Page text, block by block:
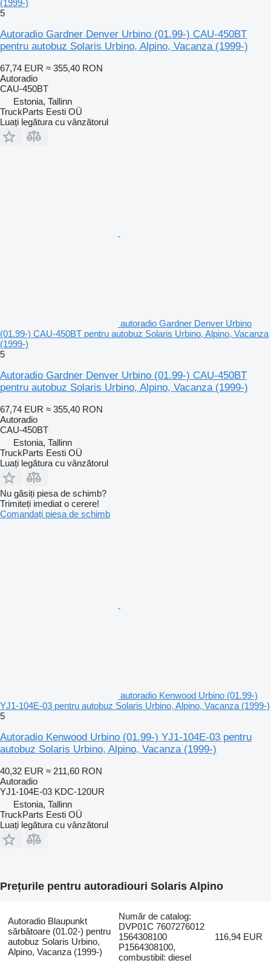
(1999-)
5
Autoradio Gardner Denver Urbino (01.99-) CAU-450BT
pentru autobuz Solaris Urbino, Alpino, Vacanza (1999-)
67,74 EUR ≈ 355,40 RON
Autoradio
CAU-450BT
Estonia, Tallinn
TruckParts Eesti OÜ
Luați legătura cu vânzătorul
autoradio Gardner Denver Urbino
(01.99-) CAU-450BT pentru autobuz Solaris Urbino, Alpino, Vacanza
(1999-)
5
Autoradio Gardner Denver Urbino (01.99-) CAU-450BT
pentru autobuz Solaris Urbino, Alpino, Vacanza (1999-)
67,74 EUR ≈ 355,40 RON
Autoradio
CAU-450BT
Estonia, Tallinn
TruckParts Eesti OÜ
Luați legătura cu vânzătorul
Nu găsiți piesa de schimb?
Trimiteți imediat o cerere!
Comandați piesa de schimb
autoradio Kenwood Urbino (01.99-)
YJ1-104E-03 pentru autobuz Solaris Urbino, Alpino, Vacanza (1999-)
5
Autoradio Kenwood Urbino (01.99-) YJ1-104E-03 pentru
autobuz Solaris Urbino, Alpino, Vacanza (1999-)
40,32 EUR ≈ 211,60 RON
Autoradio
YJ1-104E-03 KDC-120UR
Estonia, Tallinn
TruckParts Eesti OÜ
Luați legătura cu vânzătorul
Prețurile pentru autoradiouri Solaris Alpino
Autoradio Blaupunkt
sărbătoare (01.02-) pentru
autobuz Solaris Urbino,
Alpino, Vacanza (1999-)
Număr de catalog:
DVP01C 7607276012
1564308100
P1564308100,
combustibil: diesel
116,94 EUR